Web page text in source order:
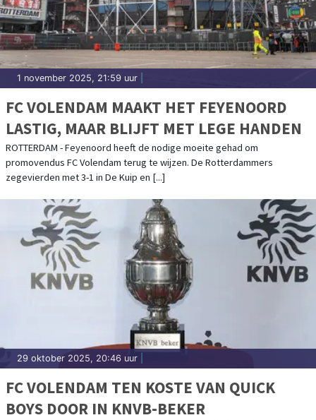
1 november 2025, 21:59 uur
FC VOLENDAM MAAKT HET FEYENOORD
LASTIG, MAAR BLIJFT MET LEGE HANDEN
ROTTERDAM - Feyenoord heeft de nodige moeite gehad om
promovendus FC Volendam terug te wijzen. De Rotterdammers
zegevierden met 3-1 in De Kuip en [...]
29 oktober 2025, 20:46 uur
FC VOLENDAM TEN KOSTE VAN QUICK
BOYS DOOR IN KNVB-BEKER